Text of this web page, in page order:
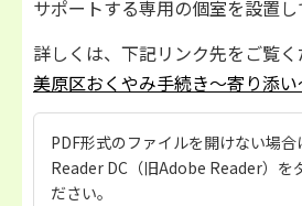
サポートする専用の個室を設置し
詳しくは、下記リンク先をご覧く
美原区おくやみ手続き～寄り添い
PDF形式のファイルを開けない場
Reader DC（旧Adobe Reader）を
ださい。